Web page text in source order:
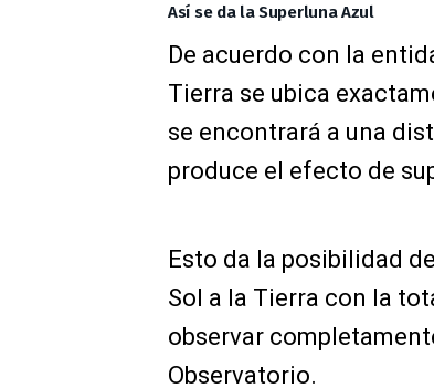
Así se da la Superluna Azul
De acuerdo con la
Tierra se ubica
se encontrará a una
produce el efecto de
Esto da la posibilidad
Sol a la Tierra con la
observar
Observatorio.